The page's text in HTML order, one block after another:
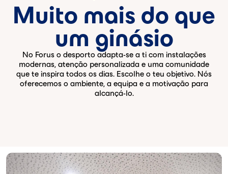
Muito mais do que
um ginásio
No Forus o desporto adapta-se a ti com instalações
modernas, atenção personalizada e uma comunidade
que te inspira todos os dias. Escolhe o teu objetivo. Nós
oferecemos o ambiente, a equipa e a motivação para
alcançá-lo.